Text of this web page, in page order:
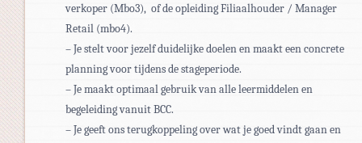
verkoper (Mbo3), of de opleiding Filiaalhouder / Manager
Retail (mbo4).
– Je stelt voor jezelf duidelijke doelen en maakt een concrete
planning voor tijdens de stageperiode.
– Je maakt optimaal gebruik van alle leermiddelen en
begeleiding vanuit BCC.
– Je geeft ons terugkoppeling over wat je goed vindt gaan en